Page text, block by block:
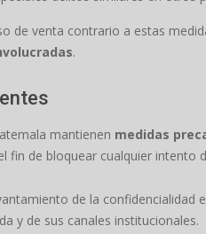
de venta contrario a estas
.
mantienen medidas
fin de bloquear cualquier intento
de la confidencialidad
y de sus canales institucionales.